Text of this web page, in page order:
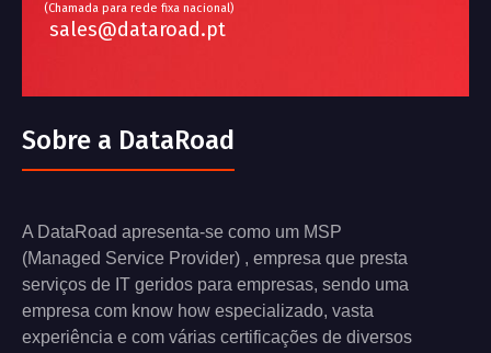
(Chamada para rede fixa nacional)
sales@dataroad.pt
Sobre a DataRoad
A DataRoad apresenta-se como um MSP
(Managed Service Provider) , empresa que presta
serviços de IT geridos para empresas, sendo uma
empresa com know how especializado, vasta
experiência e com várias certificações de diversos